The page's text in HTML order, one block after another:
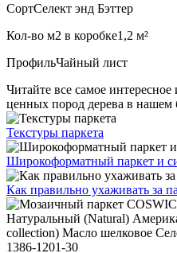
СортСелект энд Бэттер
Кол-во м2 в коробке1,2 м²
ПрофильЧайный лист
Читайте все самое интересное
ценных пород дерева в нашем
Текстуры паркета
Широкоформатный паркет и
Как правильно ухаживать за